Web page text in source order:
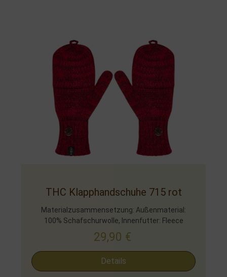
THC Klapphandschuhe 715 rot
Materialzusammensetzung: Außenmaterial:
100% Schafschurwolle, Innenfutter: Fleece
29,90 €
Details